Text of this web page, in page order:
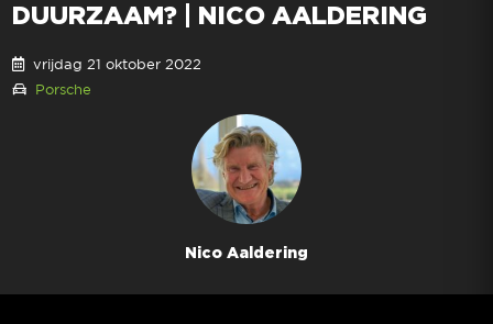
DUURZAAM? | NICO AALDERING
vrijdag 21 oktober 2022
Porsche
Nico Aaldering